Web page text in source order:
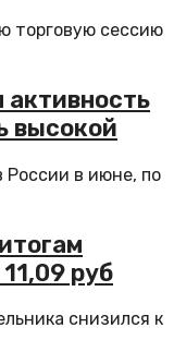
торговую сессию
активность
высокой
России в июне, по
руб
снизился к